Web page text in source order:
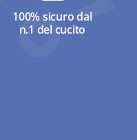
100% sicuro dal
n.1 del cucito